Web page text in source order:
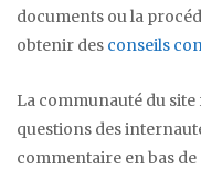
documents ou la
obtenir des conseils
La communauté du
questions des
commentaire en bas